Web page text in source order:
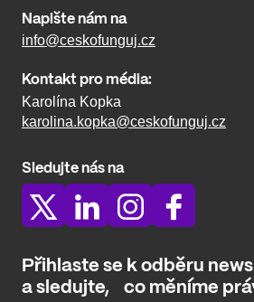
Napište nám na
info@ceskofunguj.cz
Kontakt pro média:
Karolína Kopka
karolina.kopka@ceskofunguj.cz
Sledujte nás na
Přihlaste se k odběru
a sledujte, co měníme